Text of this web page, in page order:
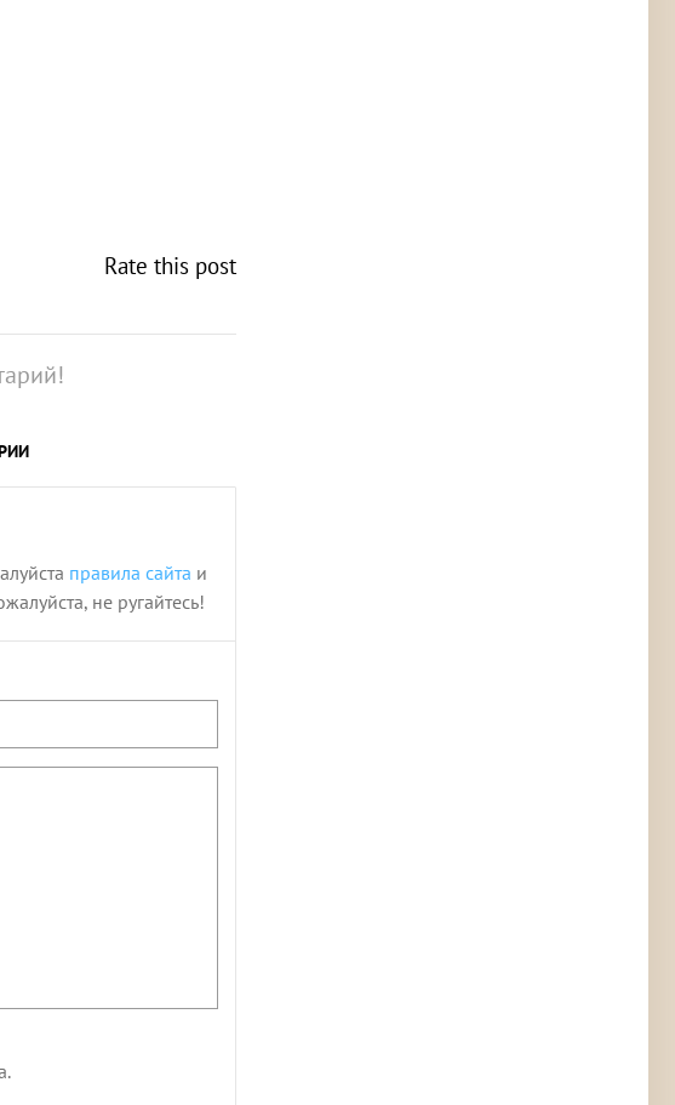
Rate this post
правила сайта и
не ругайтесь!